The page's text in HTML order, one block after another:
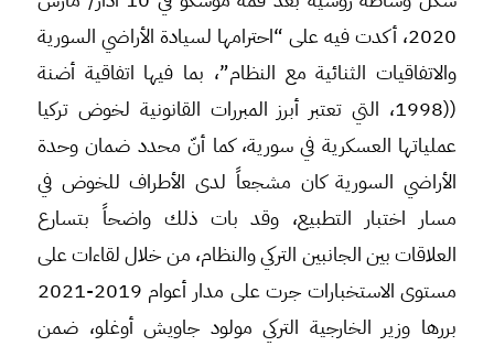
2020، أكدت فيه على “احترامها لسيادة الأراضي السورية
والاتفاقيات الثنائية مع النظام”، بما فيها اتفاقية أضنة
((1998، التي تعتبر أبرز المبررات القانونية لخوض تركيا
عملياتها العسكرية في سورية، كما أنّ محدد ضمان وحدة
الأراضي السورية كان مشجعاً لدى الأطراف للخوض في
مسار اختبار التطبيع، وقد بات ذلك واضحاً بتسارع
العلاقات بين الجانبين التركي والنظام، من خلال لقاءات على
مستوى الاستخبارات جرت على مدار أعوام 2019-2021
بررها وزير الخارجية التركي مولود جاويش أوغلو، ضمن